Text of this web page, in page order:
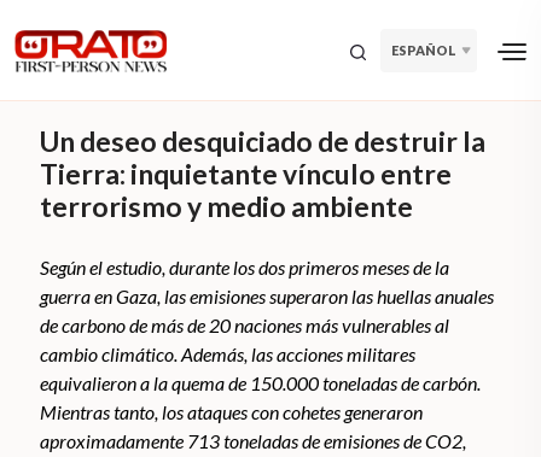
ESPAÑOL
Un deseo desquiciado de destruir la
Tierra: inquietante vínculo entre
terrorismo y medio ambiente
Según el estudio, durante los dos primeros meses de la
guerra en Gaza, las emisiones superaron las huellas anuales
de carbono de más de 20 naciones más vulnerables al
cambio climático. Además, las acciones militares
equivalieron a la quema de 150.000 toneladas de carbón.
Mientras tanto, los ataques con cohetes generaron
aproximadamente 713 toneladas de emisiones de CO2,